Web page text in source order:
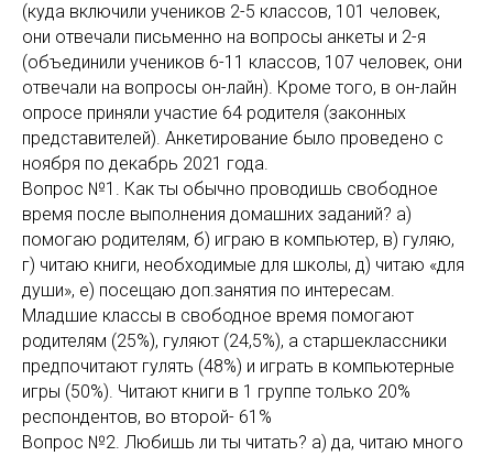
(куда включили учеников 2-5 классов, 101 человек,
они отвечали письменно на вопросы анкеты и 2-я
(объединили учеников 6-11 классов, 107 человек, они
отвечали на вопросы он-лайн). Кроме того, в он-лайн
опросе приняли участие 64 родителя (законных
представителей). Анкетирование было проведено с
ноября по декабрь 2021 года.
Вопрос №1. Как ты обычно проводишь свободное
время после выполнения домашних заданий? а)
помогаю родителям, б) играю в компьютер, в) гуляю,
г) читаю книги, необходимые для школы, д) читаю «для
души», е) посещаю доп.занятия по интересам.
Младшие классы в свободное время помогают
родителям (25%), гуляют (24,5%), а старшеклассники
предпочитают гулять (48%) и играть в компьютерные
игры (50%). Читают книги в 1 группе только 20%
респондентов, во второй- 61%
Вопрос №2. Любишь ли ты читать? а) да, читаю много